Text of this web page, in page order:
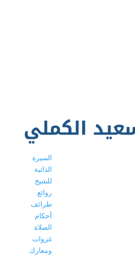
السيرة
الذاتية
للشيخ
روائع
طرائف
أحكام
الصلاة
غزوات
ومعارك